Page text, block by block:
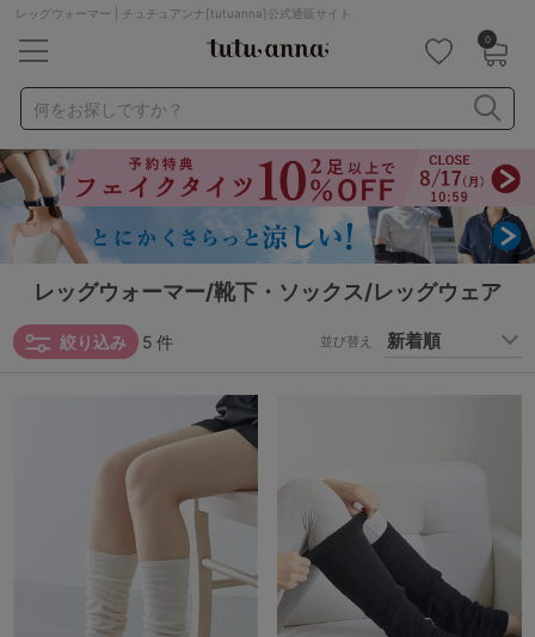
レッグウォーマー | チュチュアンナ[tutuanna]公式通販サイト
0
何をお探しですか？
ナイトブラ ノンワイヤー 特盛ブラ
チューブトップ
折り畳み
パジャマ ストッキング
キャミソール
ルームウェア
アームカバー
カテゴリから探す
ルームウェア
キッズ
マタニティ ギフトラッピング
レッグウォーマー/靴下・ソックス/レッグウェア
5 件
絞り込み 並び替え